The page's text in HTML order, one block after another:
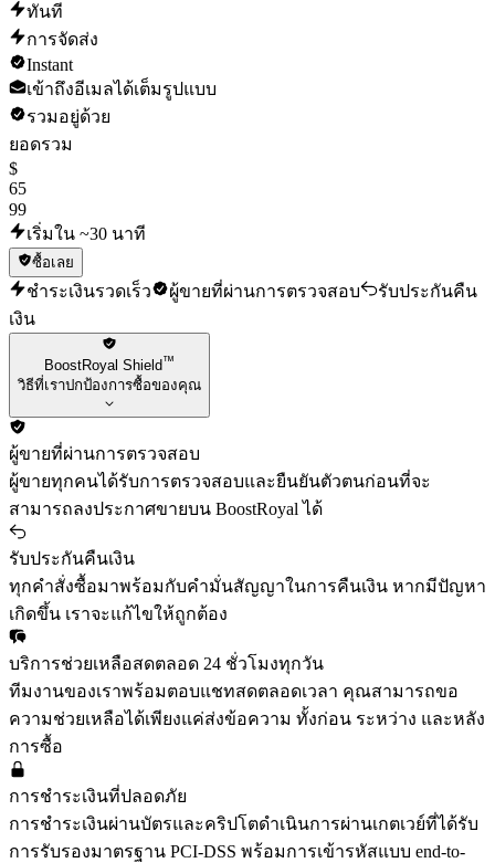
ทันที
การจัดส่ง
Instant
เข้าถึงอีเมลได้เต็มรูปแบบ
รวมอยู่ด้วย
ยอดรวม
$
65
99
เริ่มใน ~30 นาที
ซื้อเลย
ชำระเงินรวดเร็ว ผู้ขายที่ผ่านการตรวจสอบ
รับประกันคืน
เงิน
BoostRoyal Shield™
วิธีที่เราปกป้องการซื้อของคุณ
ผู้ขายที่ผ่านการตรวจสอบ
ผู้ขายทุกคนได้รับการตรวจสอบและยืนยันตัวตนก่อนที่จะ
สามารถลงประกาศขายบน BoostRoyal ได้
รับประกันคืนเงิน
ทุกคำสั่งซื้อมาพร้อมกับคำมั่นสัญญาในการคืนเงิน หากมีปัญหา
เกิดขึ้น เราจะแก้ไขให้ถูกต้อง
บริการช่วยเหลือสดตลอด 24 ชั่วโมงทุกวัน
ทีมงานของเราพร้อมตอบแชทสดตลอดเวลา คุณสามารถขอ
ความช่วยเหลือได้เพียงแค่ส่งข้อความ ทั้งก่อน ระหว่าง และหลัง
การซื้อ
การชำระเงินที่ปลอดภัย
การชำระเงินผ่านบัตรและคริปโตดำเนินการผ่านเกตเวย์ที่ได้รับ
การรับรองมาตรฐาน PCI-DSS พร้อมการเข้ารหัสแบบ end-to-